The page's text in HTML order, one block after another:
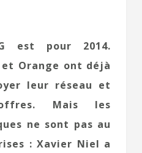
est pour 2014.
et Orange ont déjà
leur réseau et
Mais les
ne sont pas au
: Xavier Niel a